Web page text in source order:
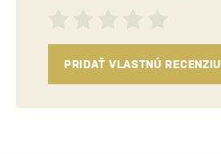
PRIDAŤ VLASTNÚ RECENZIU